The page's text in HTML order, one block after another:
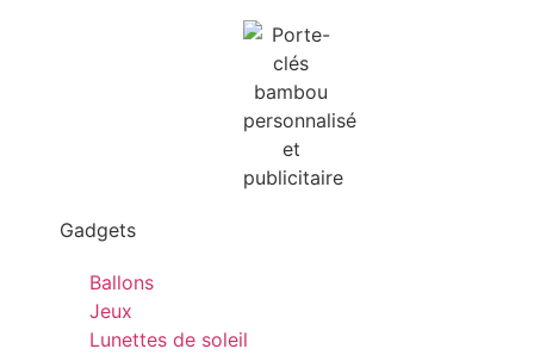
Gadgets
Ballons
Jeux
Lunettes de soleil